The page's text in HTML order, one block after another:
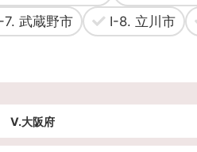
7. 武蔵野市 Ⅰ-8. 立川市
V.大阪府